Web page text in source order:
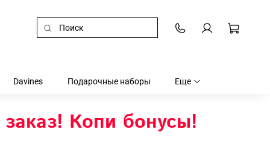
Davines Подарочные наборы Еще
Копи бонусы!